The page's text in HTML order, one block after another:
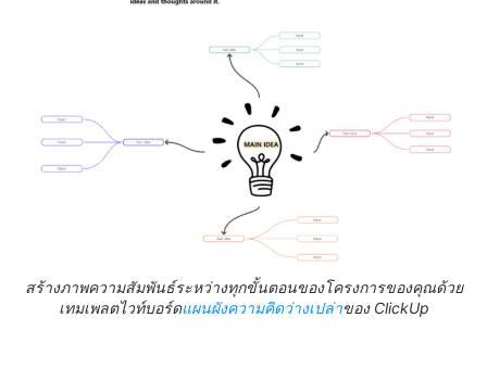
สร้างภาพความสัมพันธ์ระหว่างทุกขั้นตอนของโครงการของคุณด้วย
เทมเพลตไวท์บอร์ดแผนผังความคิดว่างเปล่าของ ClickUp